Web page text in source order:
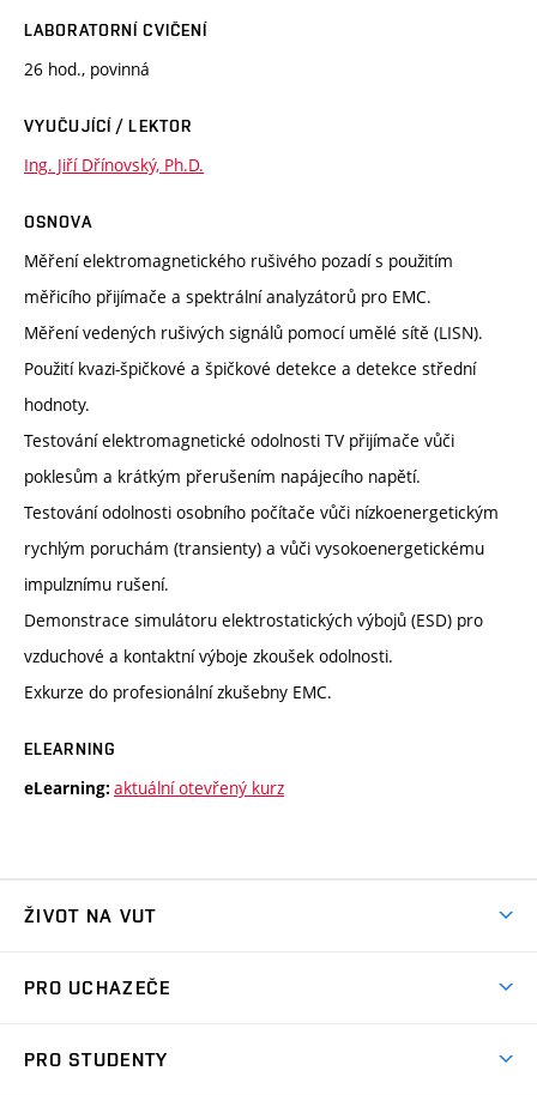
LABORATORNÍ CVIČENÍ
26 hod., povinná
VYUČUJÍCÍ / LEKTOR
Ing. Jiří Dřínovský, Ph.D.
OSNOVA
Měření elektromagnetického rušivého pozadí s použitím
měřicího přijímače a spektrální analyzátorů pro EMC.
Měření vedených rušivých signálů pomocí umělé sítě (LISN).
Použití kvazi-špičkové a špičkové detekce a detekce střední
hodnoty.
Testování elektromagnetické odolnosti TV přijímače vůči
poklesům a krátkým přerušením napájecího napětí.
Testování odolnosti osobního počítače vůči nízkoenergetickým
rychlým poruchám (transienty) a vůči vysokoenergetickému
impulznímu rušení.
Demonstrace simulátoru elektrostatických výbojů (ESD) pro
vzduchové a kontaktní výboje zkoušek odolnosti.
Exkurze do profesionální zkušebny EMC.
ELEARNING
eLearning: aktuální otevřený kurz
ŽIVOT NA VUT
Koleje
PRO UCHAZEČE
PRO STUDENTY